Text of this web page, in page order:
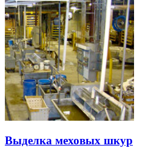
Выделка меховых шкур